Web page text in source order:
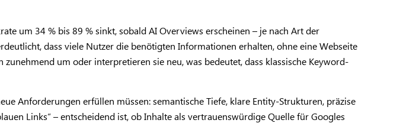
um 34 % bis 89 % sinkt, sobald AI Overviews erscheinen – je nach Art der
dass viele Nutzer die benötigten Informationen erhalten, ohne eine Webseite
um oder interpretieren sie neu, was bedeutet, dass klassische Keyword-
Anforderungen erfüllen müssen: semantische Tiefe, klare Entity-Strukturen, präzise
Links“ – entscheidend ist, ob Inhalte als vertrauenswürdige Quelle für Googles